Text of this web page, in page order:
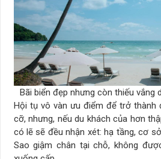
Bãi biển đẹp nhưng còn thiếu vắng
Hội tụ vô vàn ưu điểm để trở thành
cỡ, nhưng, nếu du khách của hơn
có lẽ sẽ đều nhận xét: hạ tầng, cơ
Sao giậm chân tại chỗ, không